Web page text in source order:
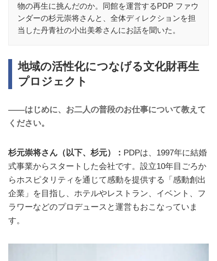
物の再生に挑んだのか。同館を運営するPDP ファウ
ンダーの杉元崇将さんと、全体ディレクションを担
当した丹青社の小出美希さんにお話を聞いた。
地域の活性化につなげる文化財再生
プロジェクト
――はじめに、お二人の普段のお仕事について教えて
ください。
杉元崇将さん（以下、杉元）： PDPは、1997年に結婚
式事業からスタートした会社です。設立10年目ごろか
らホスピタリティを通じて感動を提供する「感動創出
企業」を目指し、ホテルやレストラン、イベント、フ
ラワーなどのプロデュースと運営もおこなっていま
す。